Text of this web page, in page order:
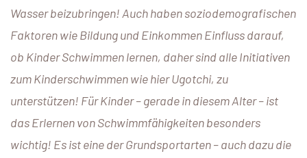
Wasser beizubringen! Auch haben soziodemografischen
Faktoren wie Bildung und Einkommen Einfluss darauf,
ob Kinder Schwimmen lernen, daher sind alle Initiativen
zum Kinderschwimmen wie hier Ugotchi, zu
unterstützen! Für Kinder – gerade in diesem Alter – ist
das Erlernen von Schwimmfähigkeiten besonders
wichtig! Es ist eine der Grundsportarten – auch dazu die